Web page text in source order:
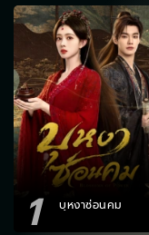
1 บุหงาซ่อนคม